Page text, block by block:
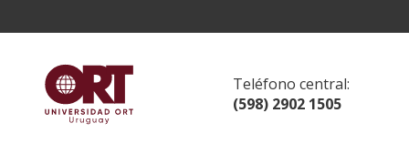
Teléfono central:
(598) 2902 1505